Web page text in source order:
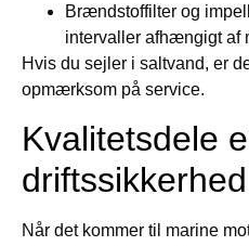
Brændstoffilter og
intervaller afhængigt af
Hvis du sejler i saltvand, er
opmærksom på service.
Kvalitetsdele
driftssikkerhed
Når det kommer til marine